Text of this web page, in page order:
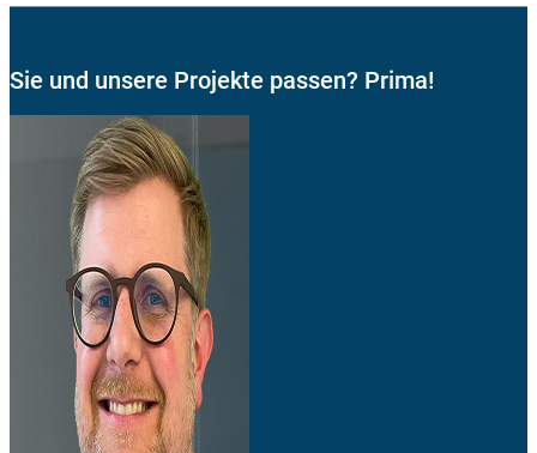
Sie und unsere Projekte passen? Prima!